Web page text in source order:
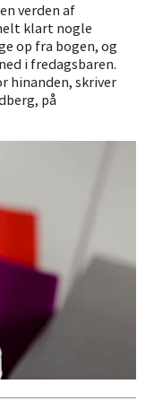
verden af
klart nogle
op fra bogen, og
i fredagsbaren.
hinanden, skriver
på